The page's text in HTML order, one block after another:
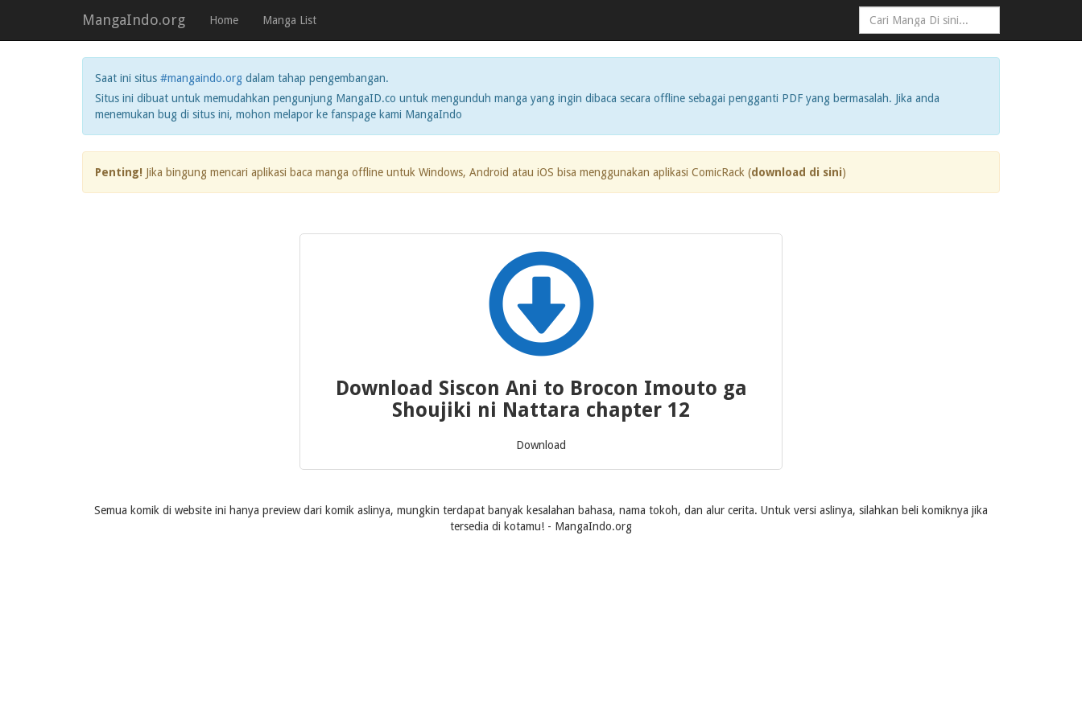
MangaIndo.org Home Manga List
Saat ini situs #mangaindo.org dalam tahap pengembangan.
Situs ini dibuat untuk memudahkan pengunjung MangaID.co untuk mengunduh manga yang ingin dibaca secara offline sebagai pengganti PDF yang bermasalah. Jika anda
menemukan bug di situs ini, mohon melapor ke fanspage kami MangaIndo
Penting! Jika bingung mencari aplikasi baca manga offline untuk Windows, Android atau iOS bisa menggunakan aplikasi ComicRack (download di sini)
Download Siscon Ani to Brocon Imouto ga
Shoujiki ni Nattara chapter 12
Download
Semua komik di website ini hanya preview dari komik aslinya, mungkin terdapat banyak kesalahan bahasa, nama tokoh, dan alur cerita. Untuk versi aslinya, silahkan beli komiknya jika
tersedia di kotamu! - MangaIndo.org